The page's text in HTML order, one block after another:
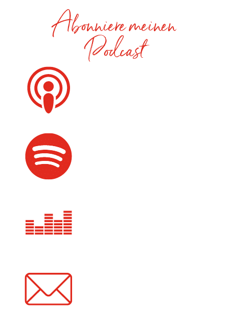
Abonniere meinen
Podcast